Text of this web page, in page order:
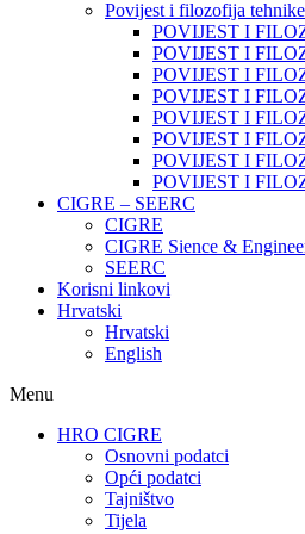
Povijest i filozofija tehnike
POVIJEST I
POVIJEST I
POVIJEST I
POVIJEST I
POVIJEST I
POVIJEST I
POVIJEST I
POVIJEST I
CIGRE – SEERC
CIGRE
CIGRE Sience &
SEERC
Korisni linkovi
Hrvatski
Hrvatski
English
Menu
HRO CIGRE
Osnovni podatci​
Opći podatci
Tajništvo
Tijela